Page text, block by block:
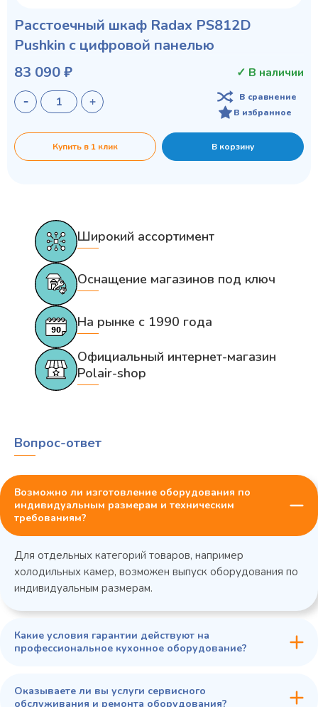
Расстоечный шкаф Radax PS812D
Pushkin с цифровой панелью
83 090 ₽
✓ В наличии
В сравнение
В избранное
Купить в 1 клик В корзину
Широкий ассортимент
Оснащение магазинов под ключ
На рынке с 1990 года
Официальный интернет-магазин
Polair-shop
Вопрос-ответ
Возможно ли изготовление оборудования по
индивидуальным размерам и техническим
требованиям?
Для отдельных категорий товаров, например
холодильных камер, возможен выпуск оборудования по
индивидуальным размерам.
Какие условия гарантии действуют на
профессиональное кухонное оборудование?
Оказываете ли вы услуги сервисного
обслуживания и ремонта оборудования?